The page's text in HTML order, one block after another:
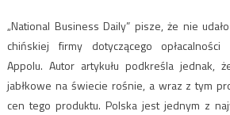
„National Business Daily” pisze, że nie
chińskiej firmy dotyczącego opłacalności
Appolu. Autor artykułu podkreśla jednak,
jabłkowe na świecie rośnie, a wraz z tym
cen tego produktu. Polska jest jednym z